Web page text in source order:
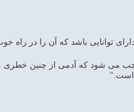
باشد که آن را در راه خوب
موجب می شود که آدمی از چنین خطری
است."